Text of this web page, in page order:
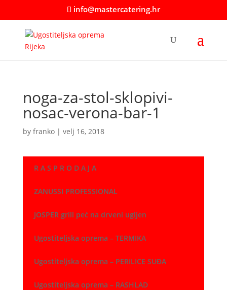
info@mastercatering.hr
noga-za-stol-sklopivi-
nosac-verona-bar-1
by franko| velj 16, 2018
R A S P R O D A J A
ZANUSSI PROFESSIONAL
JOSPER grill peć na drveni ugljen
Ugostiteljska oprema – TERMIKA
Ugostiteljska oprema – PERILICE SUĐA
Ugostiteljska oprema – RASHLAD